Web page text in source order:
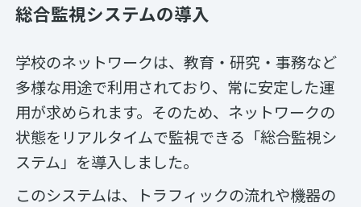
総合監視システムの導入
学校のネットワークは、教育・研究・事務など
多様な用途で利用されており、常に安定した運
用が求められます。そのため、ネットワークの
状態をリアルタイムで監視できる「総合監視シ
ステム」を導入しました。
このシステムは、トラフィックの流れや機器の